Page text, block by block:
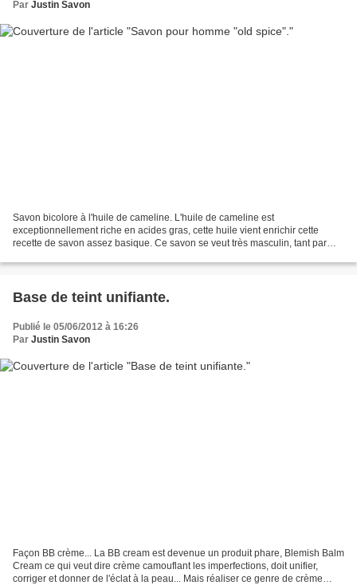
Par Justin Savon
Savon bicolore à l'huile de cameline. L'huile de cameline est
exceptionnellement riche en acides gras, cette huile vient enrichir cette
recette de savon assez basique. Ce savon se veut très masculin, tant par
Base de teint unifiante.
Publié le 05/06/2012 à 16:26
Par Justin Savon
Façon BB crème... La BB cream est devenue un produit phare, Blemish Balm
Cream ce qui veut dire crème camouflant les imperfections, doit unifier,
corriger et donner de l'éclat à la peau... Mais réaliser ce genre de crème